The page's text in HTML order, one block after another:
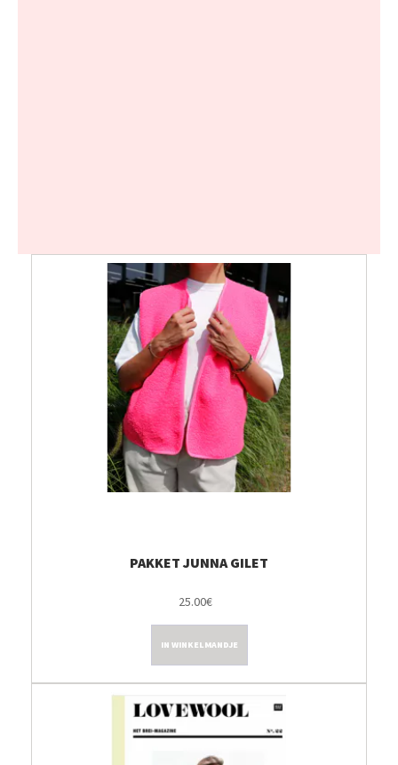
Thermomix TM7
PAKKET JUNNA GILET
25.00€
IN WINKELMANDJE